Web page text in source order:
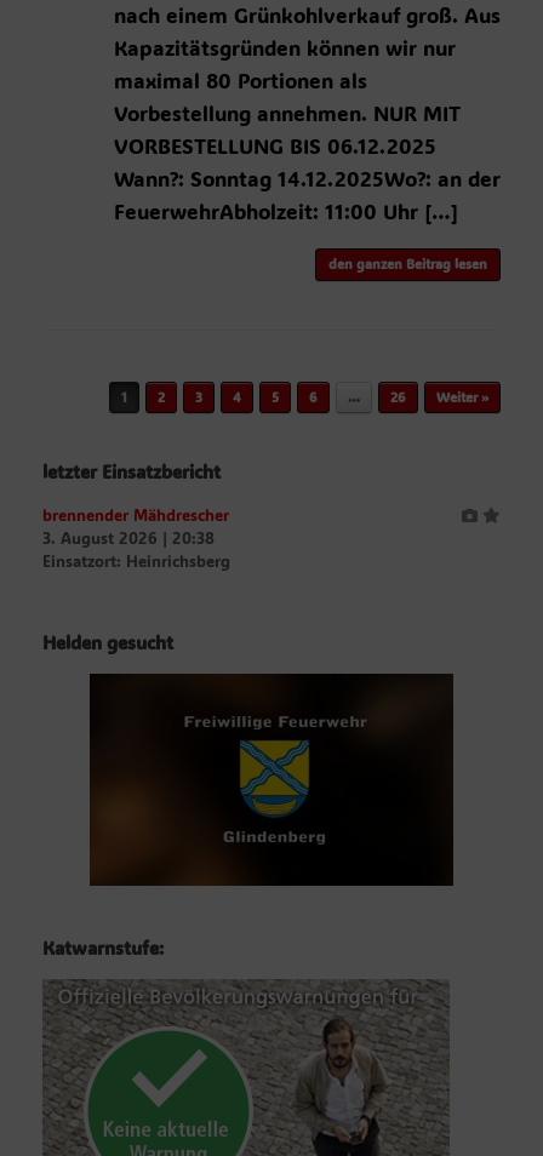
nach einem Grünkohlverkauf groß. Aus
Kapazitätsgründen können wir nur
maximal 80 Portionen als
Vorbestellung annehmen. NUR MIT
VORBESTELLUNG BIS 06.12.2025
Wann?: Sonntag 14.12.2025Wo?: an der
FeuerwehrAbholzeit: 11:00 Uhr […]
den ganzen Beitrag lesen
Beitragsnavigation
1 2 3 4 5 6 … 26 Weiter »
letzter Einsatzbericht
brennender Mähdrescher
3. August 2026 | 20:38
Einsatzort: Heinrichsberg
Helden gesucht
Katwarnstufe: